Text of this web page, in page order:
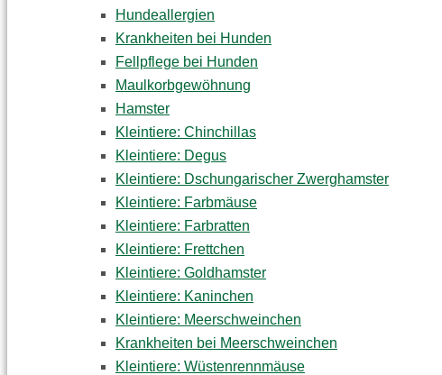
Hundeallergien
Krankheiten bei Hunden
Fellpflege bei Hunden
Maulkorbgewöhnung
Hamster
Kleintiere: Chinchillas
Kleintiere: Degus
Kleintiere: Dschungarischer Zwerghamster
Kleintiere: Farbmäuse
Kleintiere: Farbratten
Kleintiere: Frettchen
Kleintiere: Goldhamster
Kleintiere: Kaninchen
Kleintiere: Meerschweinchen
Krankheiten bei Meerschweinchen
Kleintiere: Wüstenrennmäuse